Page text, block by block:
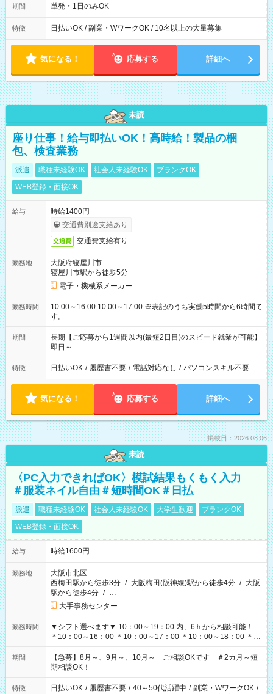
期間 単発・1日のみOK
特徴 日払いOK / 副業・WワークOK / 10名以上の大量募集
気になる！ 応募する 詳細へ
未読
座り仕事！給与即払いOK！高時給！製品の梱
包、検査業務
派遣 職種未経験OK 社会人未経験OK
ブランクOK
WEB登録・面接OK
給与
時給1400円
交通費別途支給あり
交通費 交通費支給有り
勤務地
大阪府寝屋川市
寝屋川市駅から徒歩5分
電子・機械系メーカー
勤務時間
10:00～16:00 10:00～17:00 ※表記のうち実働5時間から6時間で
す。
期間
長期【ご応募から1週間以内(最短2日目)のスピード就業が可能】
即日～
特徴 日払いOK / 履歴書不要 / 電話対応なし / パソコンスキル不要
気になる！ 応募する 詳細へ
掲載日：2026.08.06
未読
〈PC入力できればOK〉模試結果もくもく入力
＃服装ネイル自由＃短時間OK＃日払
派遣 職種未経験OK 社会人未経験OK 大学生歓迎
ブランクOK
WEB登録・面接OK
給与 時給1600円
勤務地
大阪市北区
西梅田駅から徒歩3分 / 大阪梅田(阪神線)駅から徒歩4分 / 大阪
駅から徒歩4分 / …
大手事務センター
勤務時間
▼シフト選べます▼ 10：00～19：00 内、6ｈから相談可能！
＊10：00～16：00 ＊10：00～17：00 ＊10：00～18：00 ＊
11：00～19：00 ＊12：00～19：00 ＊13：00～19：00
期間
【急募】8月～、9月～、10月～ ご相談OKです ＃2カ月～短
期相談OK！
特徴 日払いOK / 履歴書不要 / 40～50代活躍中 / 副業・WワークOK /